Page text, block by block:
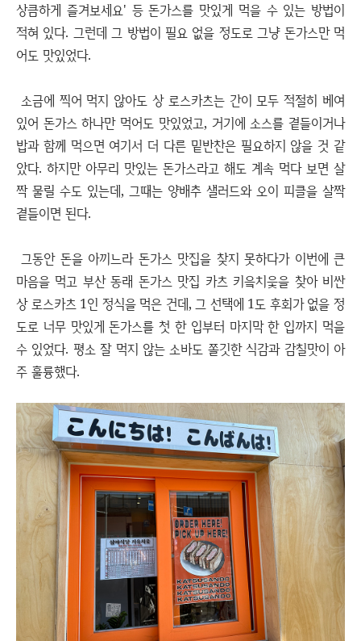
상큼하게 즐겨보세요' 등 돈가스를 맛있게 먹을 수 있는 방법이
적혀 있다. 그런데 그 방법이 필요 없을 정도로 그냥 돈가스만 먹
어도 맛있었다.
소금에 찍어 먹지 않아도 상 로스카츠는 간이 모두 적절히 베여
있어 돈가스 하나만 먹어도 맛있었고, 거기에 소스를 곁들이거나
밥과 함께 먹으면 여기서 더 다른 밑반찬은 필요하지 않을 것 같
았다. 하지만 아무리 맛있는 돈가스라고 해도 계속 먹다 보면 살
짝 물릴 수도 있는데, 그때는 양배추 샐러드와 오이 피클을 살짝
곁들이면 된다.
그동안 돈을 아끼느라 돈가스 맛집을 찾지 못하다가 이번에 큰
마음을 먹고 부산 동래 돈가스 맛집 카츠 키읔치읓을 찾아 비싼
상 로스카츠 1인 정식을 먹은 건데, 그 선택에 1도 후회가 없을 정
도로 너무 맛있게 돈가스를 첫 한 입부터 마지막 한 입까지 먹을
수 있었다. 평소 잘 먹지 않는 소바도 쫄깃한 식감과 감칠맛이 아
주 훌륭했다.